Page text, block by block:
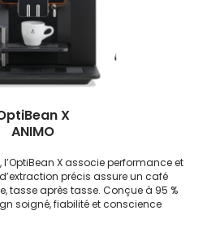
X
ANIMO
X associe performance et
précis assure un café
tasse après tasse. Conçue à 95 %
soigné, fiabilité et conscience